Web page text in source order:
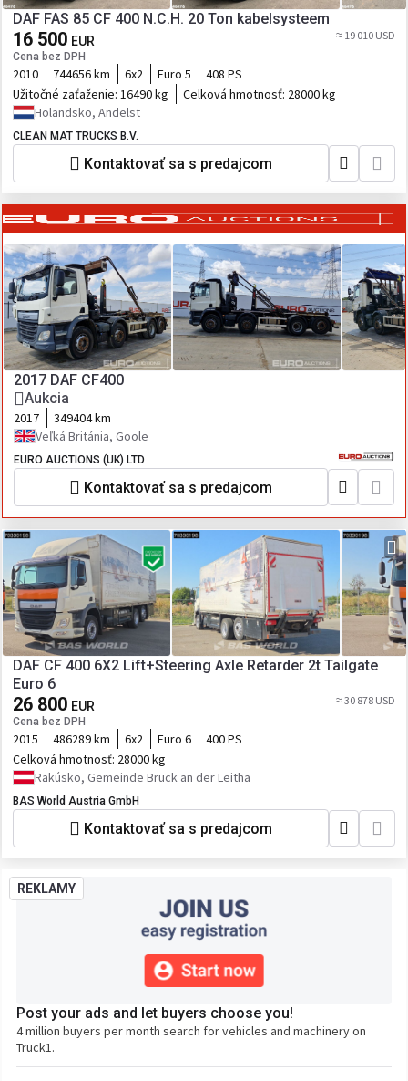
DAF FAS 85 CF 400 N.C.H. 20 Ton kabelsysteem
16 500 EUR
Cena bez DPH
≈ 19 010 USD
2010 744656 km 6x2 Euro 5
408 PS
Užitočné zaťaženie: 16490 kg Celková hmotnosť: 28000 kg
Holandsko, Andelst
CLEAN MAT TRUCKS B.V.
Kontaktovať sa s predajcom
2017 DAF CF400
Aukcia
2017
349404 km
Veľká Británia, Goole
EURO AUCTIONS (UK) LTD
Kontaktovať sa s predajcom
DAF CF 400 6X2 Lift+Steering Axle Retarder 2t Tailgate
Euro 6
26 800 EUR
Cena bez DPH
≈ 30 878 USD
2015 486289 km 6x2 Euro 6
400 PS
Celková hmotnosť: 28000 kg
Rakúsko, Gemeinde Bruck an der Leitha
BAS World Austria GmbH
Kontaktovať sa s predajcom
REKLAMY
Post your ads and let buyers choose you!
4 million buyers per month search for vehicles and machinery on
Truck1.